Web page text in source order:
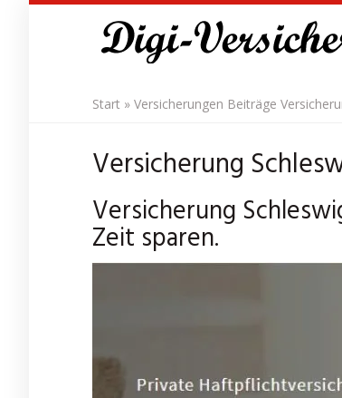
Start » Versicherungen Beiträge
Versicherung
Versicherung
Zeit sparen.